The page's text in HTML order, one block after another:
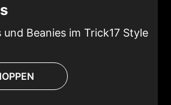
und Beanies im Trick17 Style